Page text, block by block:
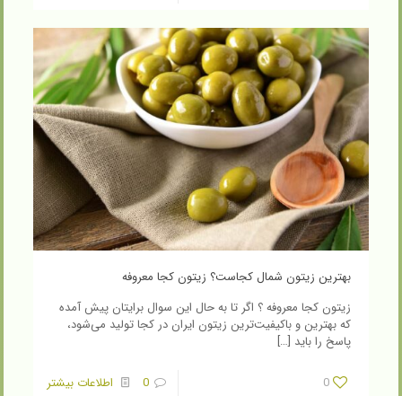
بهترین زیتون شمال کجاست؟ زیتون کجا معروفه
زیتون کجا معروفه ؟ اگر تا به حال این سوال برایتان پیش آمده
که بهترین و باکیفیت‌ترین زیتون ایران در کجا تولید می‌شود،
پاسخ را باید […]
0
0 اطلاعات بیشتر